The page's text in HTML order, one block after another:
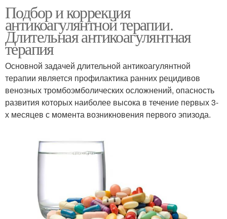
Подбор и коррекция
антикоагулянтной терапии.
Длительная антикоагулянтная
терапия
Основной задачей длительной антикоагулянтной
терапии является профилактика ранних рецидивов
венозных тромбоэмболических осложнений, опасность
развития которых наиболее высока в течение первых 3-
х месяцев с момента возникновения первого эпизода.